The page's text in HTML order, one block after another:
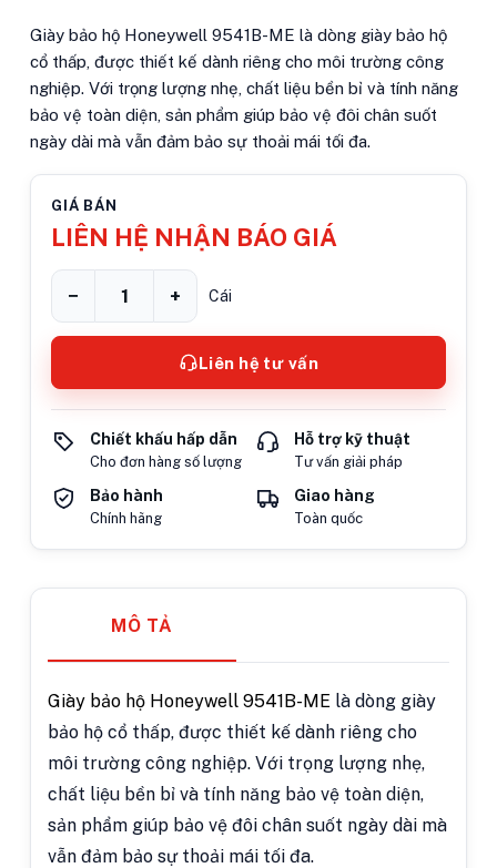
Giày bảo hộ Honeywell 9541B-ME là dòng giày bảo hộ
cổ thấp, được thiết kế dành riêng cho môi trường công
nghiệp. Với trọng lượng nhẹ, chất liệu bền bỉ và tính năng
bảo vệ toàn diện, sản phẩm giúp bảo vệ đôi chân suốt
ngày dài mà vẫn đảm bảo sự thoải mái tối đa.
GIÁ BÁN
LIÊN HỆ NHẬN BÁO GIÁ
− + Cái
Liên hệ tư vấn
Chiết khấu hấp dẫn
Cho đơn hàng số lượng
Hỗ trợ kỹ thuật
Tư vấn giải pháp
Bảo hành
Chính hãng
Giao hàng
Toàn quốc
MÔ TẢ
Giày bảo hộ Honeywell 9541B-ME là dòng giày
bảo hộ cổ thấp, được thiết kế dành riêng cho
môi trường công nghiệp. Với trọng lượng nhẹ,
chất liệu bền bỉ và tính năng bảo vệ toàn diện,
sản phẩm giúp bảo vệ đôi chân suốt ngày dài mà
vẫn đảm bảo sự thoải mái tối đa.